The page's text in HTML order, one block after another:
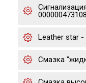
Leather star
Смазка